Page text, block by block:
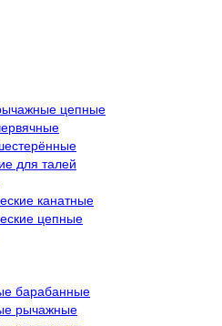
цепные
для талей
канатные
цепные
барабанные
рычажные